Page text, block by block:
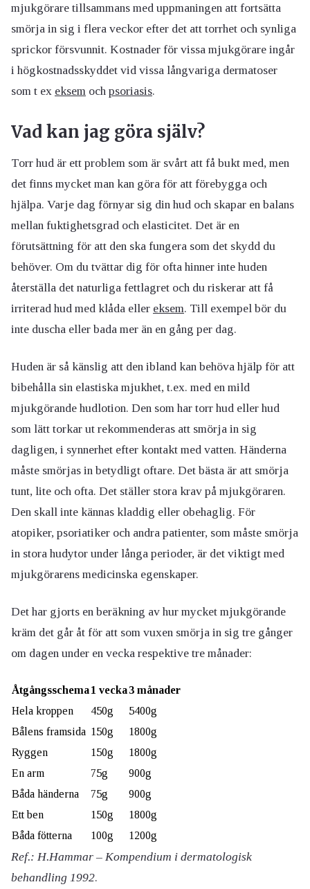
mjukgörare tillsammans med uppmaningen att fortsätta
smörja in sig i flera veckor efter det att torrhet och synliga
sprickor försvunnit. Kostnader för vissa mjukgörare ingår
i högkostnadsskyddet vid vissa långvariga dermatoser
som t ex eksem och psoriasis.
Vad kan jag göra själv?
Torr hud är ett problem som är svårt att få bukt med, men
det finns mycket man kan göra för att förebygga och
hjälpa. Varje dag förnyar sig din hud och skapar en balans
mellan fuktighetsgrad och elasticitet. Det är en
förutsättning för att den ska fungera som det skydd du
behöver. Om du tvättar dig för ofta hinner inte huden
återställa det naturliga fettlagret och du riskerar att få
irriterad hud med klåda eller eksem. Till exempel bör du
inte duscha eller bada mer än en gång per dag.
Huden är så känslig att den ibland kan behöva hjälp för att
bibehålla sin elastiska mjukhet, t.ex. med en mild
mjukgörande hudlotion. Den som har torr hud eller hud
som lätt torkar ut rekommenderas att smörja in sig
dagligen, i synnerhet efter kontakt med vatten. Händerna
måste smörjas in betydligt oftare. Det bästa är att smörja
tunt, lite och ofta. Det ställer stora krav på mjukgöraren.
Den skall inte kännas kladdig eller obehaglig. För
atopiker, psoriatiker och andra patienter, som måste smörja
in stora hudytor under långa perioder, är det viktigt med
mjukgörarens medicinska egenskaper.
Det har gjorts en beräkning av hur mycket mjukgörande
kräm det går åt för att som vuxen smörja in sig tre gånger
om dagen under en vecka respektive tre månader:
Åtgångsschema1 vecka3 månader
Hela kroppen
450g
5400g
Bålens framsida 150g
1800g
Ryggen
150g
1800g
En arm
75g
900g
Båda händerna
75g
900g
Ett ben
150g
1800g
Båda fötterna
100g 1200g
Ref.: H.Hammar – Kompendium i dermatologisk
behandling 1992.